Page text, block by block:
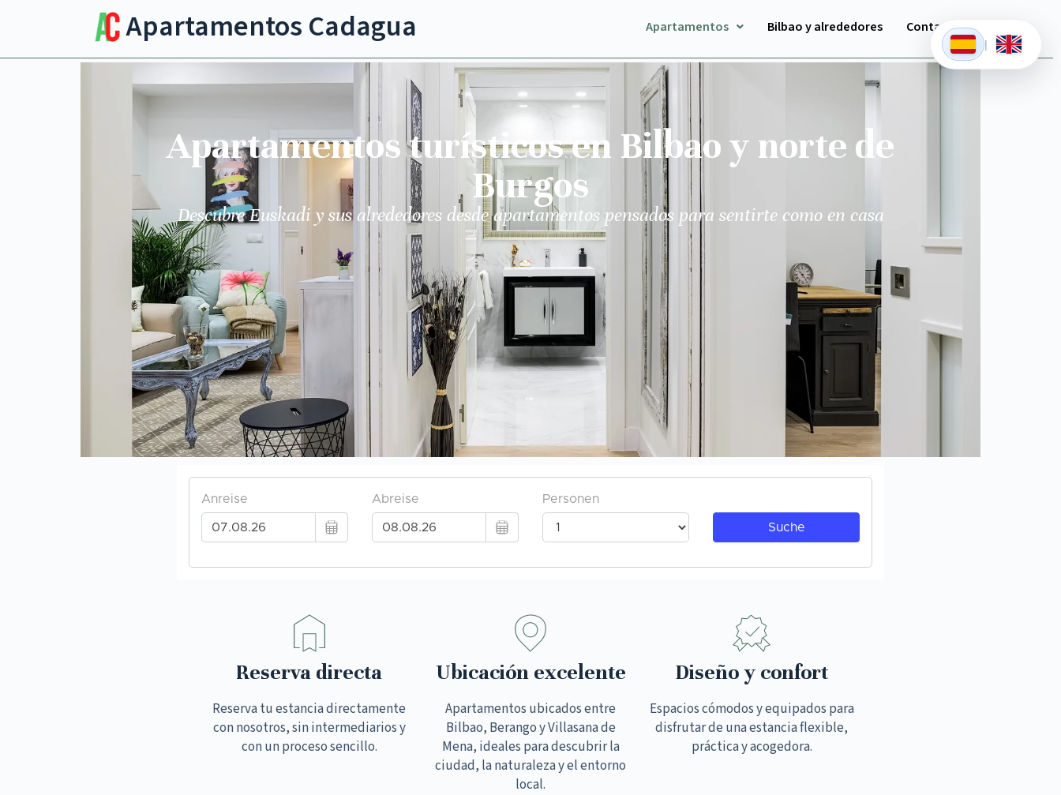
Apartamentos Cadagua Apartamentos Bilbao y alrededores Contacto
Apartamentos turísticos en Bilbao y norte de
Burgos
Descubre Euskadi y sus alrededores desde apartamentos pensados para sentirte como en casa
Reserva directa
Reserva tu estancia directamente
con nosotros, sin intermediarios y
con un proceso sencillo.
Ubicación excelente
Apartamentos ubicados entre
Bilbao, Berango y Villasana de
Mena, ideales para descubrir la
ciudad, la naturaleza y el entorno
local.
Diseño y confort
Espacios cómodos y equipados para
disfrutar de una estancia flexible,
práctica y acogedora.
|